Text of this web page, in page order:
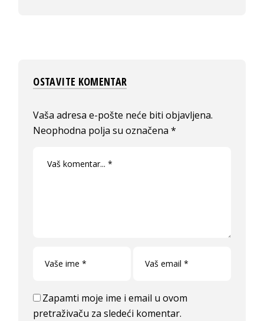
OSTAVITE KOMENTAR
Vaša adresa e-pošte neće biti objavljena.
Neophodna polja su označena*
Zapamti moje ime i email u ovom
pretraživaču za sledeći komentar.